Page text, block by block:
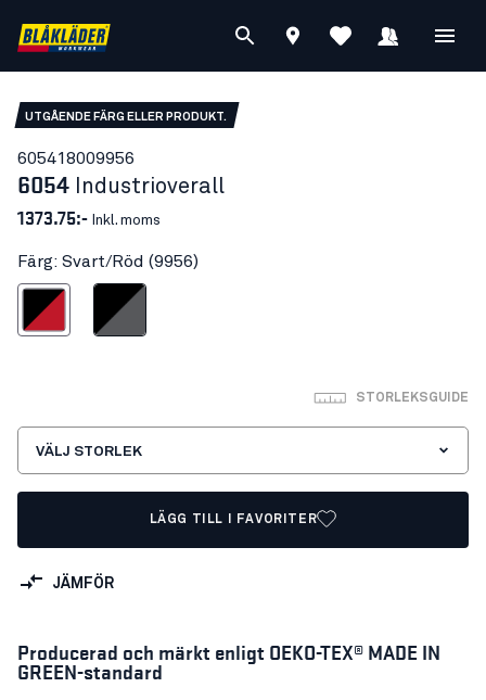
UTGÅENDE FÄRG ELLER PRODUKT.
605418009956
6054 Industrioverall
1373.75:- Inkl. moms
Färg: Svart/Röd (9956)
Svart/Röd Svart/Grå
STORLEKSGUIDE
VÄLJ STORLEK
LÄGG TILL I FAVORITER
JÄMFÖR
Producerad och märkt enligt OEKO-TEX® MADE IN
GREEN-standard